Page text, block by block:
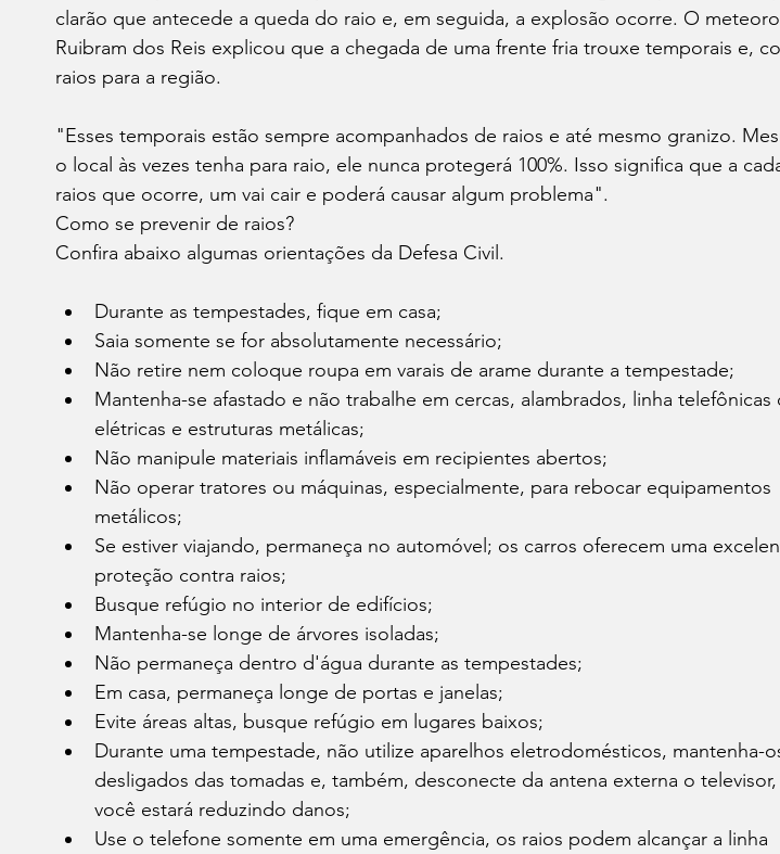
clarão que antecede a queda do raio e, em seguida, a explosão ocorre. O
Ruibram dos Reis explicou que a chegada de uma frente fria trouxe temporais e,
raios para a região.
"Esses temporais estão sempre acompanhados de raios e até mesmo granizo.
o local às vezes tenha para raio, ele nunca protegerá 100%. Isso significa que a
raios que ocorre, um vai cair e poderá causar algum problema".
Como se prevenir de raios?
Confira abaixo algumas orientações da Defesa Civil.
Durante as tempestades, fique em casa;
Saia somente se for absolutamente necessário;
Não retire nem coloque roupa em varais de arame durante a tempestade;
Mantenha-se afastado e não trabalhe em cercas, alambrados, linha telefônicas
elétricas e estruturas metálicas;
Não manipule materiais inflamáveis em recipientes abertos;
Não operar tratores ou máquinas, especialmente, para rebocar equipamentos
metálicos;
Se estiver viajando, permaneça no automóvel; os carros oferecem uma
proteção contra raios;
Busque refúgio no interior de edifícios;
Mantenha-se longe de árvores isoladas;
Não permaneça dentro d'água durante as tempestades;
Em casa, permaneça longe de portas e janelas;
Evite áreas altas, busque refúgio em lugares baixos;
Durante uma tempestade, não utilize aparelhos eletrodomésticos, mantenha-
desligados das tomadas e, também, desconecte da antena externa o televisor,
você estará reduzindo danos;
Use o telefone somente em uma emergência, os raios podem alcançar a linha